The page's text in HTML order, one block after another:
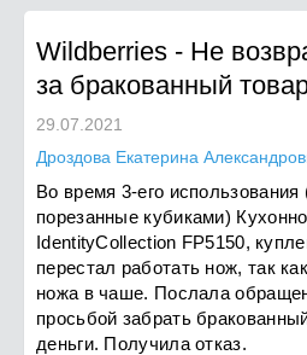
Wildberries - Не
за бракованный
29.07.2021
Дроздова Екатерина
Во время 3-его использования
порезанные кубиками)
IdentityCollection FP5150,
перестал работать нож, так
ножа в чаше. Послала
просьбой забрать
деньги. Получила отказ.